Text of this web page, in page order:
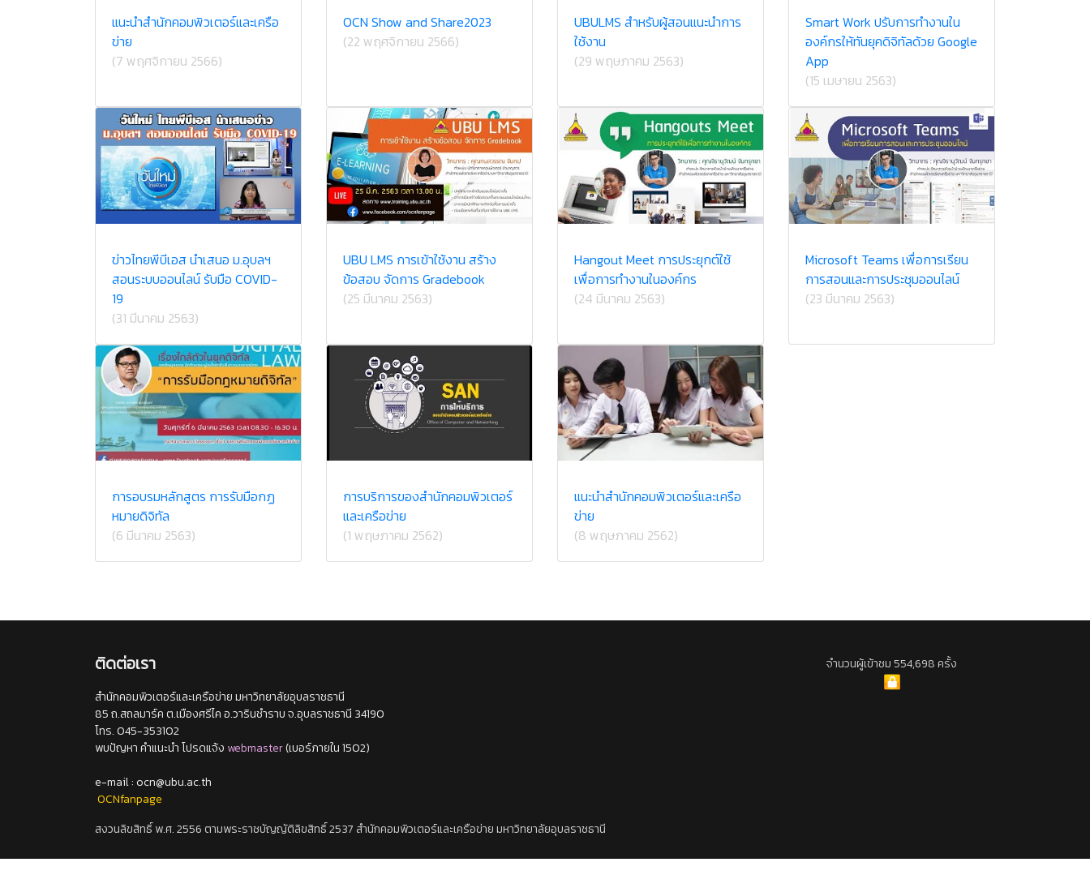
แนะนำสำนักคอมพิวเตอร์และเครือ
ข่าย
(7 พฤศจิกายน 2566)
OCN Show and Share2023
(22 พฤศจิกายน 2566)
UBULMS สำหรับผู้สอนแนะนำการ
ใช้งาน
(29 พฤษภาคม 2563)
Smart Work ปรับการทำงานใน
องค์กรให้ทันยุคดิจิทัลด้วย Google
App
(15 เมษายน 2563)
ข่าวไทยพีบีเอส นำเสนอ ม.อุบลฯ
สอนระบบออนไลน์ รับมือ COVID-
19
(31 มีนาคม 2563)
UBU LMS การเข้าใช้งาน สร้าง
ข้อสอบ จัดการ Gradebook
(25 มีนาคม 2563)
Hangout Meet การประยุกต์ใช้
เพื่อการทำงานในองค์กร
(24 มีนาคม 2563)
Microsoft Teams เพื่อการเรียน
การสอนและการประชุมออนไลน์
(23 มีนาคม 2563)
การอบรมหลักสูตร การรับมือกฏ
หมายดิจิทัล
(6 มีนาคม 2563)
การบริการของสำนักคอมพิวเตอร์
และเครือข่าย
(1 พฤษภาคม 2562)
แนะนำสำนักคอมพิวเตอร์และเครือ
ข่าย
(8 พฤษภาคม 2562)
ติดต่อเรา
สำนักคอมพิวเตอร์และเครือข่าย มหาวิทยาลัยอุบลราชธานี
85 ถ.สถลมาร์ค ต.เมืองศรีไค อ.วารินชำราบ จ.อุบลราชธานี 34190
โทร. 045-353102
พบปัญหา คำแนะนำ โปรดแจ้ง webmaster(เบอร์ภายใน 1502)
e-mail : ocn@ubu.ac.th
OCNfanpage
สงวนลิขสิทธิ์ พ.ศ. 2556 ตามพระราชบัญญัติลิขสิทธิ์ 2537 สำนักคอมพิวเตอร์และเครือข่าย มหาวิทยาลัยอุบลราชธานี
จำนวนผู้เข้าชม 554,698 ครั้ง